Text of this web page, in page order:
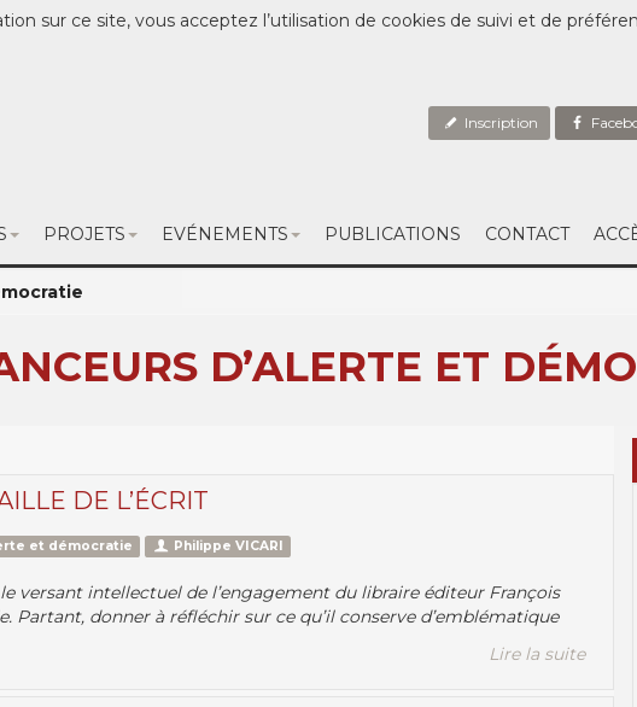
sur ce site, vous acceptez l’utilisation de cookies de suivi et de
Inscription
PROJETS EVÉNEMENTS PUBLICATIONS CONTACT
D’ALERTE ET
DE L’ÉCRIT
et démocratie Philippe VICARI
le versant intellectuel de l’engagement du libraire éditeur François
Partant, donner à réfléchir sur ce qu’il conserve d’emblématique
Lire la suite